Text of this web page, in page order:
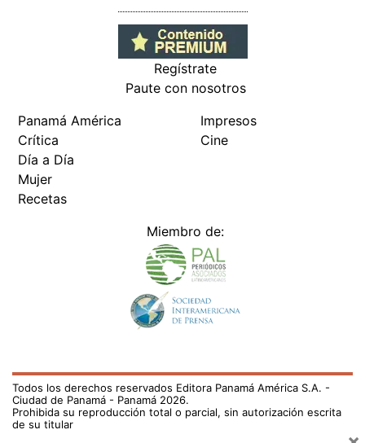
Regístrate
Paute con nosotros
Panamá América
Crítica
Día a Día
Mujer
Recetas
Impresos
Cine
Miembro de:
Todos los derechos reservados Editora Panamá América S.A. -
Ciudad de Panamá - Panamá 2026.
Prohibida su reproducción total o parcial, sin autorización escrita
de su titular